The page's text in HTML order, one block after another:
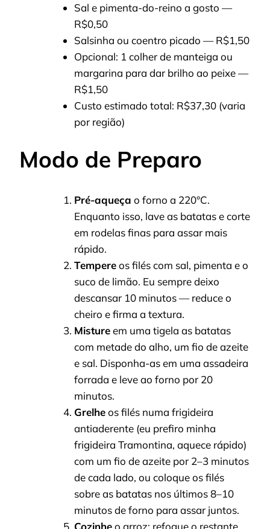
Sal e pimenta-do-reino a gosto —
R$0,50
Salsinha ou coentro picado — R$1,50
Opcional: 1 colher de manteiga ou
margarina para dar brilho ao peixe —
R$1,50
Custo estimado total: R$37,30 (varia
por região)
Modo de Preparo
Pré-aqueça o forno a 220°C.
Enquanto isso, lave as batatas e corte
em rodelas finas para assar mais
rápido.
Tempereos filés com sal, pimenta e o
suco de limão. Eu sempre deixo
descansar 10 minutos — reduce o
cheiro e firma a textura.
Mistureem uma tigela as batatas
com metade do alho, um fio de azeite
e sal. Disponha-as em uma assadeira
forrada e leve ao forno por 20
minutos.
Grelheos filés numa frigideira
antiaderente (eu prefiro minha
frigideira Tramontina, aquece rápido)
com um fio de azeite por 2–3 minutos
de cada lado, ou coloque os filés
sobre as batatas nos últimos 8–10
minutos de forno para assar juntos.
Cozinheo arroz: refogue o restante